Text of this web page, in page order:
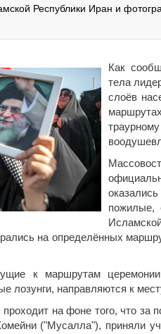
Республики Иран и
Как
тела
слоёв
пожилые,
на определённых
к маршрутам
лозунги, направляются к
на фоне того, что
("Мусалла"), приняли